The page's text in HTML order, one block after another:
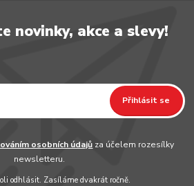
novinky, akce a slevy!
Přihlásit se
osobních údajů za účelem rozesílky
newsletteru.
odhlásit. Zasíláme dvakrát ročně.